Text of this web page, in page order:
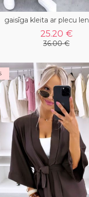
gaisīga kleita ar plecu
25.20 €
36.00 €